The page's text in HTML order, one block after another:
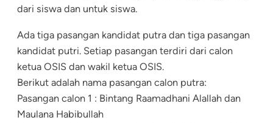
dari siswa dan untuk siswa.
Ada tiga pasangan kandidat putra dan tiga pasangan
kandidat putri. Setiap pasangan terdiri dari calon
ketua OSIS dan wakil ketua OSIS.
Berikut adalah nama pasangan calon putra:
Pasangan calon 1 : Bintang Raamadhani Alallah dan
Maulana Habibullah